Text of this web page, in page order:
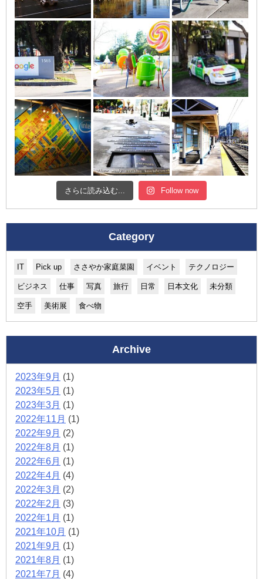
さらに読み込む... Follow now
Category
IT Pick up ささやか家庭菜園 イベント テクノロジー
ビジネス 仕事 写真 旅行 日常 日本文化 未分類
空手 美術展 食べ物
Archive
2023年9月 (1)
2023年5月 (1)
2023年3月 (1)
2022年11月 (1)
2022年9月 (2)
2022年8月 (1)
2022年6月 (1)
2022年4月 (4)
2022年3月 (2)
2022年2月 (3)
2022年1月 (1)
2021年10月 (1)
2021年9月 (1)
2021年8月 (1)
2021年7月 (4)